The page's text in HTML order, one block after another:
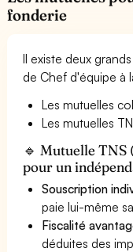
fonderie
Il existe deux
de Chef d'équipe à
Les mutuelles
Les mutuelles
🔹 Mutuelle
pour un
Souscription
paie lui-même
Fiscalité
déduites des